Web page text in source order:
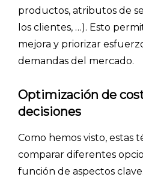
productos, atributos de
los clientes, …). Esto
mejora y priorizar
demandas del mercado.
Optimización de
decisiones
Como hemos visto, estas
comparar diferentes
función de aspectos